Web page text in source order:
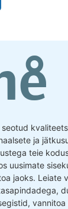
seotud
ja
teie
uusimate
jaoks. Leiate
vannitoa